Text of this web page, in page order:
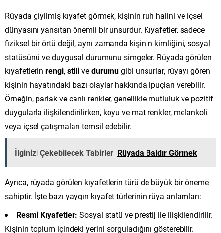
Rüyada giyilmiş kıyafet görmek, kişinin ruh halini ve içsel
dünyasını yansıtan önemli bir unsurdur. Kıyafetler, sadece
fiziksel bir örtü değil, aynı zamanda kişinin kimliğini, sosyal
statüsünü ve duygusal durumunu simgeler. Rüyada görülen
kıyafetlerin rengi,stilivedurumugibi unsurlar, rüyayı gören
kişinin hayatındaki bazı olaylar hakkında ipuçları verebilir.
Örneğin, parlak ve canlı renkler, genellikle mutluluk ve pozitif
duygularla ilişkilendirilirken, koyu ve mat renkler, melankoli
veya içsel çatışmaları temsil edebilir.
İlginizi Çekebilecek Tabirler Rüyada Baldır Görmek
Ayrıca, rüyada görülen kıyafetlerin türü de büyük bir öneme
sahiptir. İşte bazı yaygın kıyafet türlerinin rüya anlamları:
Resmi Kıyafetler: Sosyal statü ve prestij ile ilişkilendirilir.
Kişinin toplum içindeki yerini sorguladığını gösterebilir.